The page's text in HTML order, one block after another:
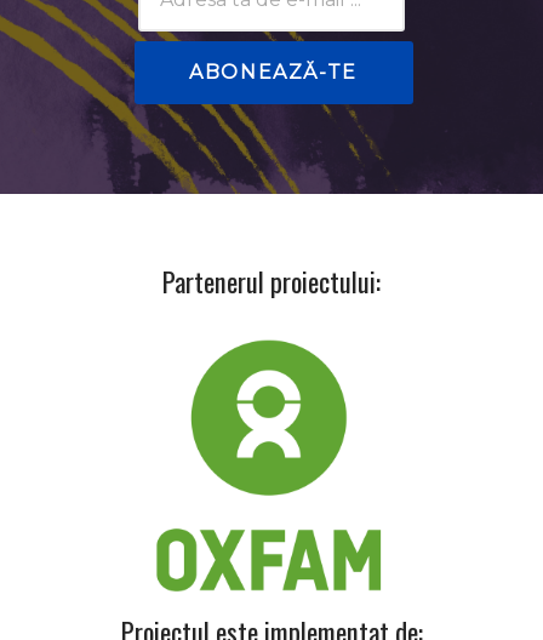
Email
Partenerul proiectului:
Proiectul este implementat de: